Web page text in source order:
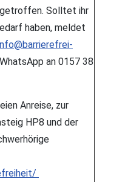
getroffen. Solltet ihr
haben, meldet
an 0157 38
Anreise, zur
HP8 und der